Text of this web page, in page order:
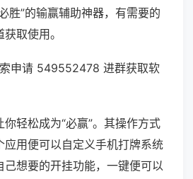
胜”的输赢辅助神器，有需要的
取使用。
申请 549552478 进群获取软
轻松成为“必赢”。其操作方式
应用便可以自定义手机打牌系统
己想要的开挂功能，一键便可以